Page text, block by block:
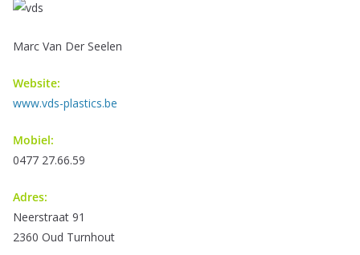
Marc Van Der Seelen
Website:
www.vds-plastics.be
Mobiel:
0477 27.66.59
Adres:
Neerstraat 91
2360 Oud Turnhout